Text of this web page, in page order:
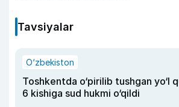
Tavsiyalar
O‘zbekiston
Toshkentda o‘pirilib tushgan yo‘l
6 kishiga sud hukmi o‘qildi